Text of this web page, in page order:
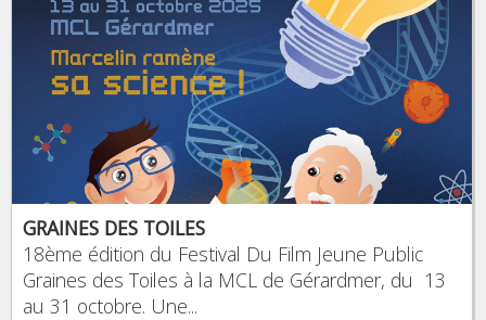
GRAINES DES TOILES
18ème édition du Festival Du Film Jeune Public
Graines des Toiles à la MCL de Gérardmer, du 13
au 31 octobre. Une...